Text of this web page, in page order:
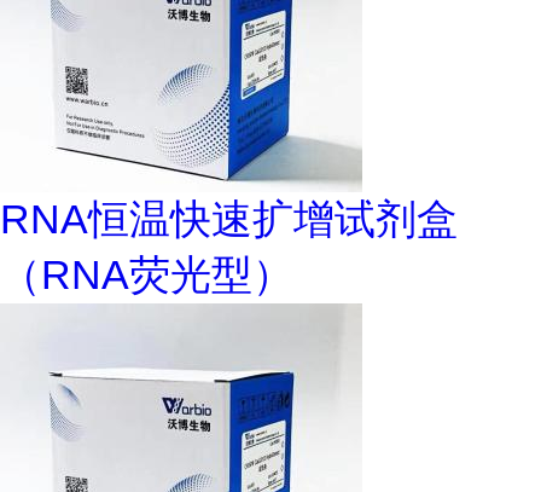
RNA恒温快速扩增试剂盒
（RNA荧光型）